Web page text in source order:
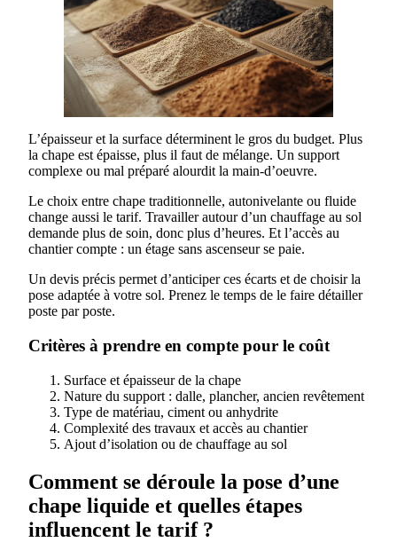
L’épaisseur et la surface déterminent le gros du budget. Plus
la chape est épaisse, plus il faut de mélange. Un support
complexe ou mal préparé alourdit la main-d’oeuvre.
Le choix entre chape traditionnelle, autonivelante ou fluide
change aussi le tarif. Travailler autour d’un chauffage au sol
demande plus de soin, donc plus d’heures. Et l’accès au
chantier compte : un étage sans ascenseur se paie.
Un devis précis permet d’anticiper ces écarts et de choisir la
pose adaptée à votre sol. Prenez le temps de le faire détailler
poste par poste.
Critères à prendre en compte pour le coût
Surface et épaisseur de la chape
Nature du support : dalle, plancher, ancien revêtement
Type de matériau, ciment ou anhydrite
Complexité des travaux et accès au chantier
Ajout d’isolation ou de chauffage au sol
Comment se déroule la pose d’une
chape liquide et quelles étapes
influencent le tarif ?